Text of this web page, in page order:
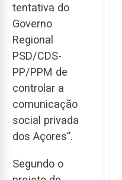
tentativa do
Governo
Regional
PSD/CDS-
PP/PPM de
controlar a
comunicação
social privada
dos Açores”.
Segundo o